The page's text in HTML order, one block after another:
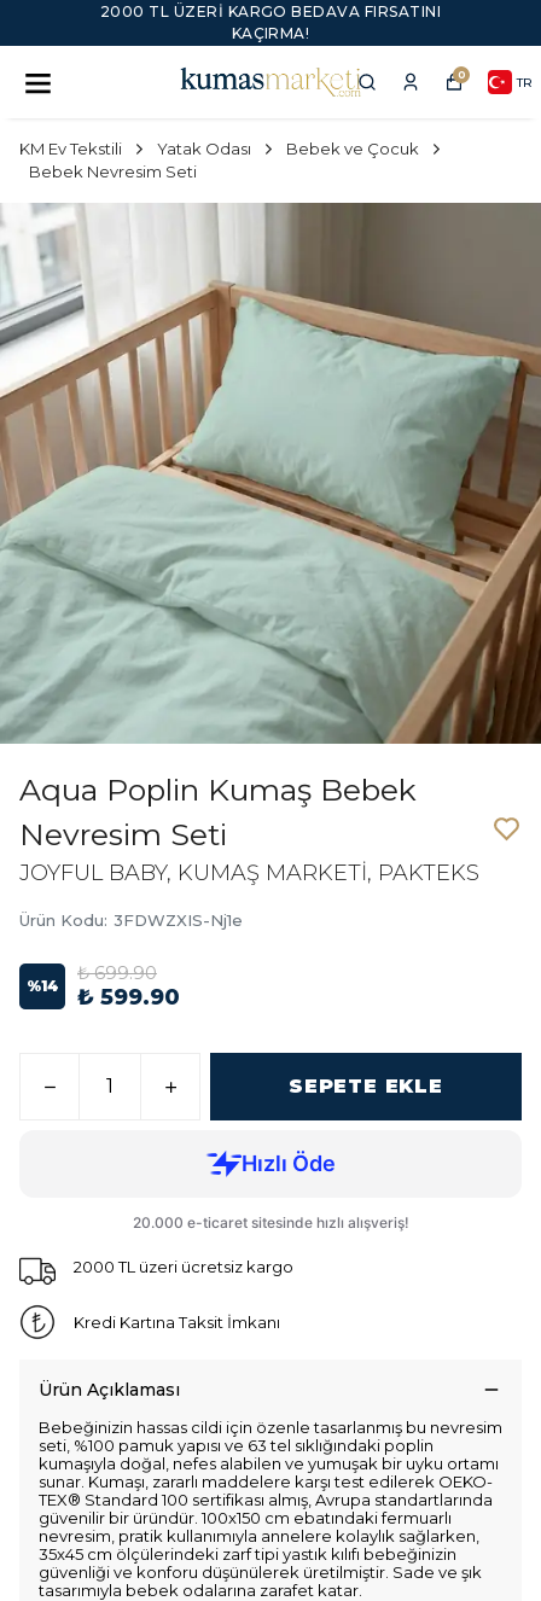
2000 TL ÜZERI KARGO BEDAVA FIRSATINI
KAÇIRMA!
0 TR
KM Ev Tekstili Yatak Odası
Bebek ve Çocuk
Bebek Nevresim Seti
Aqua Poplin Kumaş Bebek
Nevresim Seti
JOYFUL BABY, KUMAŞ MARKETİ, PAKTEKS
Ürün Kodu: 3FDWZXIS-Nj1e
%14
₺ 699.90
₺ 599.90
SEPETE EKLE
2000 TL üzeri ücretsiz kargo
Kredi Kartına Taksit İmkanı
Ürün Açıklaması
Bebeğinizin hassas cildi için özenle tasarlanmış bu nevresim
seti, %100 pamuk yapısı ve 63 tel sıklığındaki poplin
kumaşıyla doğal, nefes alabilen ve yumuşak bir uyku ortamı
sunar. Kumaşı, zararlı maddelere karşı test edilerek OEKO-
TEX® Standard 100 sertifikası almış, Avrupa standartlarında
güvenilir bir üründür. 100x150 cm ebatındaki fermuarlı
nevresim, pratik kullanımıyla annelere kolaylık sağlarken,
35x45 cm ölçülerindeki zarf tipi yastık kılıfı bebeğinizin
güvenliği ve konforu düşünülerek üretilmiştir. Sade ve şık
tasarımıyla bebek odalarına zarafet katar.